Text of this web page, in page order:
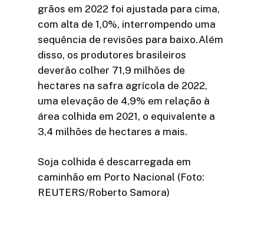
grãos em 2022 foi ajustada para cima,
com alta de 1,0%, interrompendo uma
sequência de revisões para baixo.Além
disso, os produtores brasileiros
deverão colher 71,9 milhões de
hectares na safra agrícola de 2022,
uma elevação de 4,9% em relação à
área colhida em 2021, o equivalente a
3,4 milhões de hectares a mais.
Soja colhida é descarregada em
caminhão em Porto Nacional (Foto:
REUTERS/Roberto Samora)